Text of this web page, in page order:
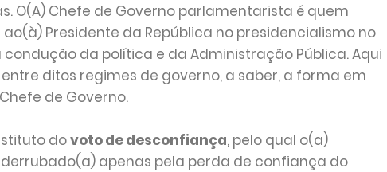
O(A) Chefe de Governo parlamentarista é quem
Presidente da República no presidencialismo no
da política e da Administração Pública. Aqui
ditos regimes de governo, a saber, a forma em
de Governo.
dovoto de desconfiança, pelo qual o(a)
apenas pela perda de confiança do